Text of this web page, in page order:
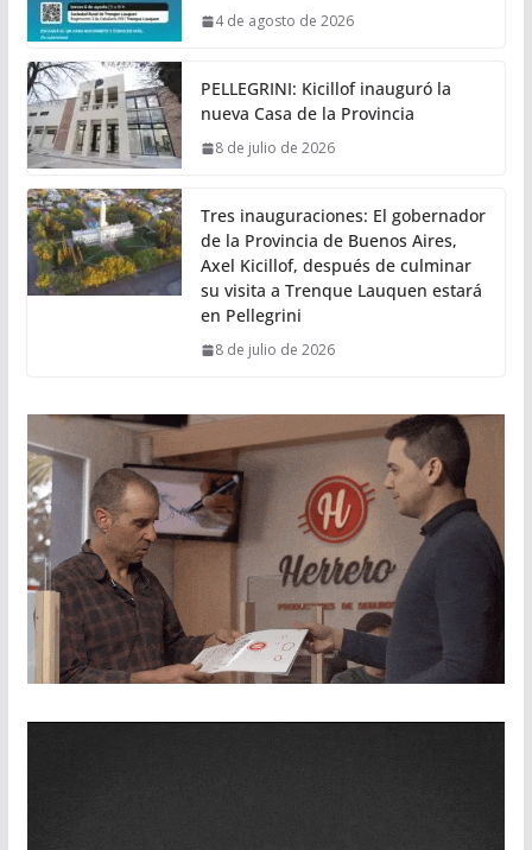
4 de agosto de 2026
PELLEGRINI: Kicillof inauguró la
nueva Casa de la Provincia
8 de julio de 2026
Tres inauguraciones: El gobernador
de la Provincia de Buenos Aires,
Axel Kicillof, después de culminar
su visita a Trenque Lauquen estará
en Pellegrini
8 de julio de 2026